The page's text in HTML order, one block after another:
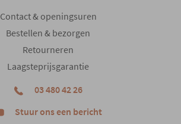
Contact & openingsuren
Bestellen & bezorgen
Retourneren
Laagsteprijsgarantie
03 480 42 26
Stuur ons een bericht